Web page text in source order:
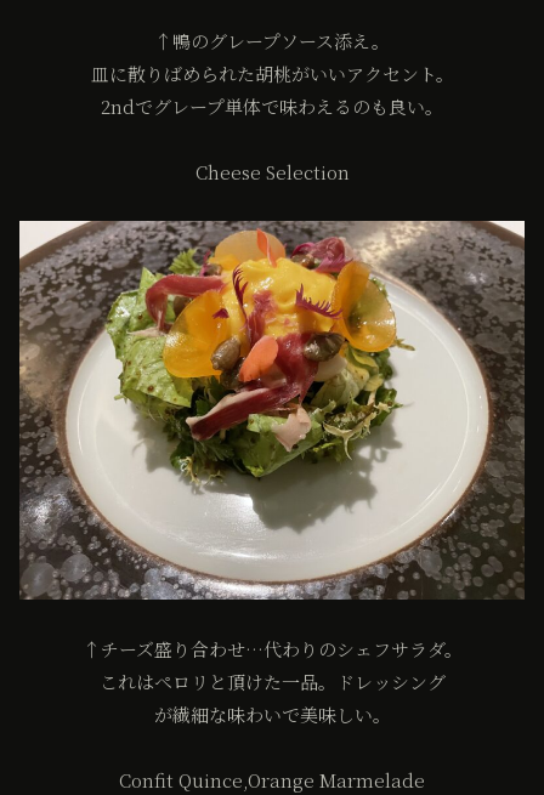
↑鴨のグレープソース添え。
皿に散りばめられた胡桃がいいアクセント。
2ndでグレープ単体で味わえるのも良い。
Cheese Selection
↑チーズ盛り合わせ…代わりのシェフサラダ。
これはペロリと頂けた一品。ドレッシング
が繊細な味わいで美味しい。
Confit Quince,Orange Marmelade